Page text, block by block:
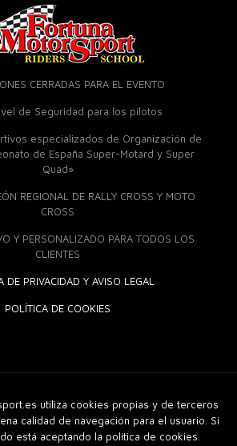
CERRADAS PARA EL EVENTO
de Seguridad para los pilotos
especializados de Organización de
de España Super-Motard y Super
Quad»
REGIONAL DE RALLY CROSS Y MOTO
CROSS
Y PERSONALIZADO PARA TODOS LOS
CLIENTES
DE PRIVACIDAD Y AVISO LEGAL
POLÍTICA DE COOKIES
Sport. Derechos Reservados |Diseño
Web|GuellCom_
utiliza cookies propias y de terceros
calidad de navegación para el usuario. Si
está aceptando la política de cookies.